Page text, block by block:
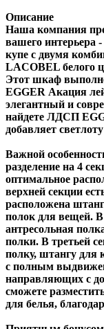
Описание
Наша компания
вашего интерьера
купе с двумя
LACOBEL белого
Этот шкаф
EGGER Акация
элегантный и
найдете ЛДСП
добавляет
Важной
разделение на 4
оптимальное
верхней секции
расположена
полок для вещей.
антресольная
полки. В третьей
полку, штангу для
с полным
направляющих с
сможете
для белья,